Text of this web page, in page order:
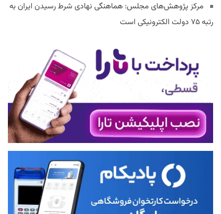
مرکز پژوهش‌های مجلس: هماهنگی نهادی شرط رسیدن ایران به
رتبه ۷۵ دولت الکترونیکی است